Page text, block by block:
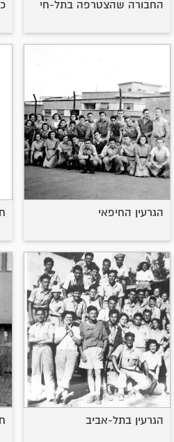
החבורה שהצטרפה בתל-חי
הגרעין החיפאי
הגרעין בתל-אביב